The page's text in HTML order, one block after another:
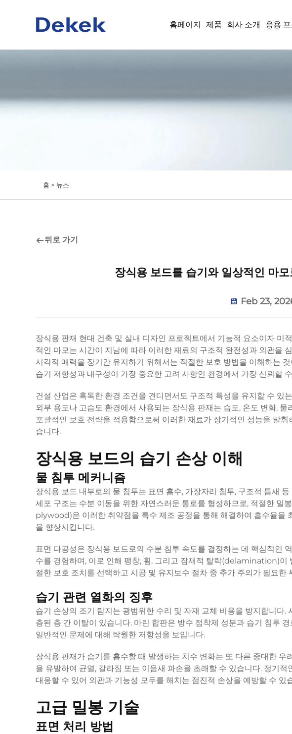
홈페이지 제품 회사 소개 응용
홈 > 뉴스
뒤로 가기
장식용 보드를 습기와 일상적인 마
Feb 23,
장식용 판재 현대 건축 및 실내 디자인 프로젝트에서 기능적 요소이자 미
적인 마모는 시간이 지남에 따라 이러한 재료의 구조적 완전성과 외관을
시각적 매력을 장기간 유지하기 위해서는 적절한 보호 방법을 이해하는
습기 저항성과 내구성이 가장 중요한 고려 사항인 환경에서 가장 신뢰할
건설 산업은 혹독한 환경 조건을 견디면서도 구조적 특성을 유지할 수 있
외부 용도나 고습도 환경에서 사용되는 장식용 판재는 습도, 온도 변화,
포괄적인 보호 전략을 적용함으로써 이러한 재료가 장기적인 성능을 발
습니다.
장식용 보드의 습기 손상 이해
물 침투 메커니즘
장식용 보드 내부로의 물 침투는 표면 흡수, 가장자리 침투, 구조적 틈새
세포 구조는 수분 이동을 위한 자연스러운 통로를 형성하므로, 적절한 밀
plywood)은 이러한 취약점을 특수 제조 공정을 통해 해결하여 흡수율을
을 향상시킵니다.
표면 다공성은 장식용 보드로의 수분 침투 속도를 결정하는 데 핵심적인
수를 경험하며, 이로 인해 팽창, 휨, 그리고 잠재적 탈락(delamination)이
절한 보호 조치를 선택하고 시공 및 유지보수 절차 중 추가 주의가 필요한
습기 관련 열화의 징후
습기 손상의 조기 탐지는 광범위한 수리 및 자재 교체 비용을 방지합니다.
층된 층 간 이탈이 있습니다. 마린 합판은 방수 접착제 성분과 습기 침투
일반적인 문제에 대해 탁월한 저항성을 보입니다.
장식용 판재가 습기를 흡수할 때 발생하는 치수 변화는 또 다른 중대한 우
을 유발하여 균열, 갈라짐 또는 이음새 파손을 초래할 수 있습니다. 정기
대응할 수 있어 외관과 기능성 모두를 해치는 점진적 손상을 예방할 수 있
고급 밀봉 기술
표면 처리 방법